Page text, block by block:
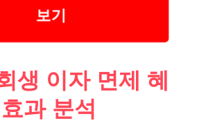
보기
생 이자 면제 혜
과 분석